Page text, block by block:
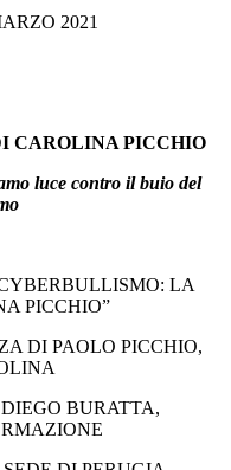
CAROLINA PICCHIO
luce contro il buio del
LA
PICCHIO”
DI PAOLO PICCHIO,
BURATTA,